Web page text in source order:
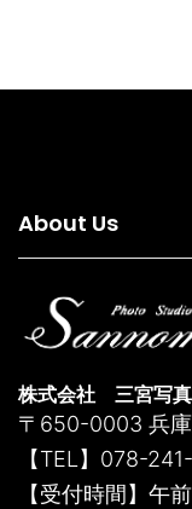
About Us
株式会社 三宮写
〒650-0003 兵
【TEL】078-
【受付時間】午